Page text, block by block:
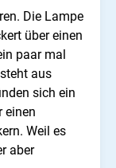
Die Lampe
über einen
paar mal
aus
sich ein
einen
Weil es
aber